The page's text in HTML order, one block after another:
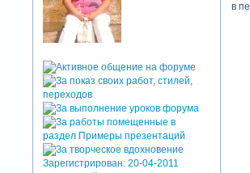
Зарегистрирован: 20-04-2011
в